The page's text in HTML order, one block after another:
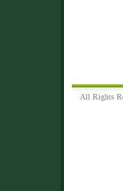
All Rights